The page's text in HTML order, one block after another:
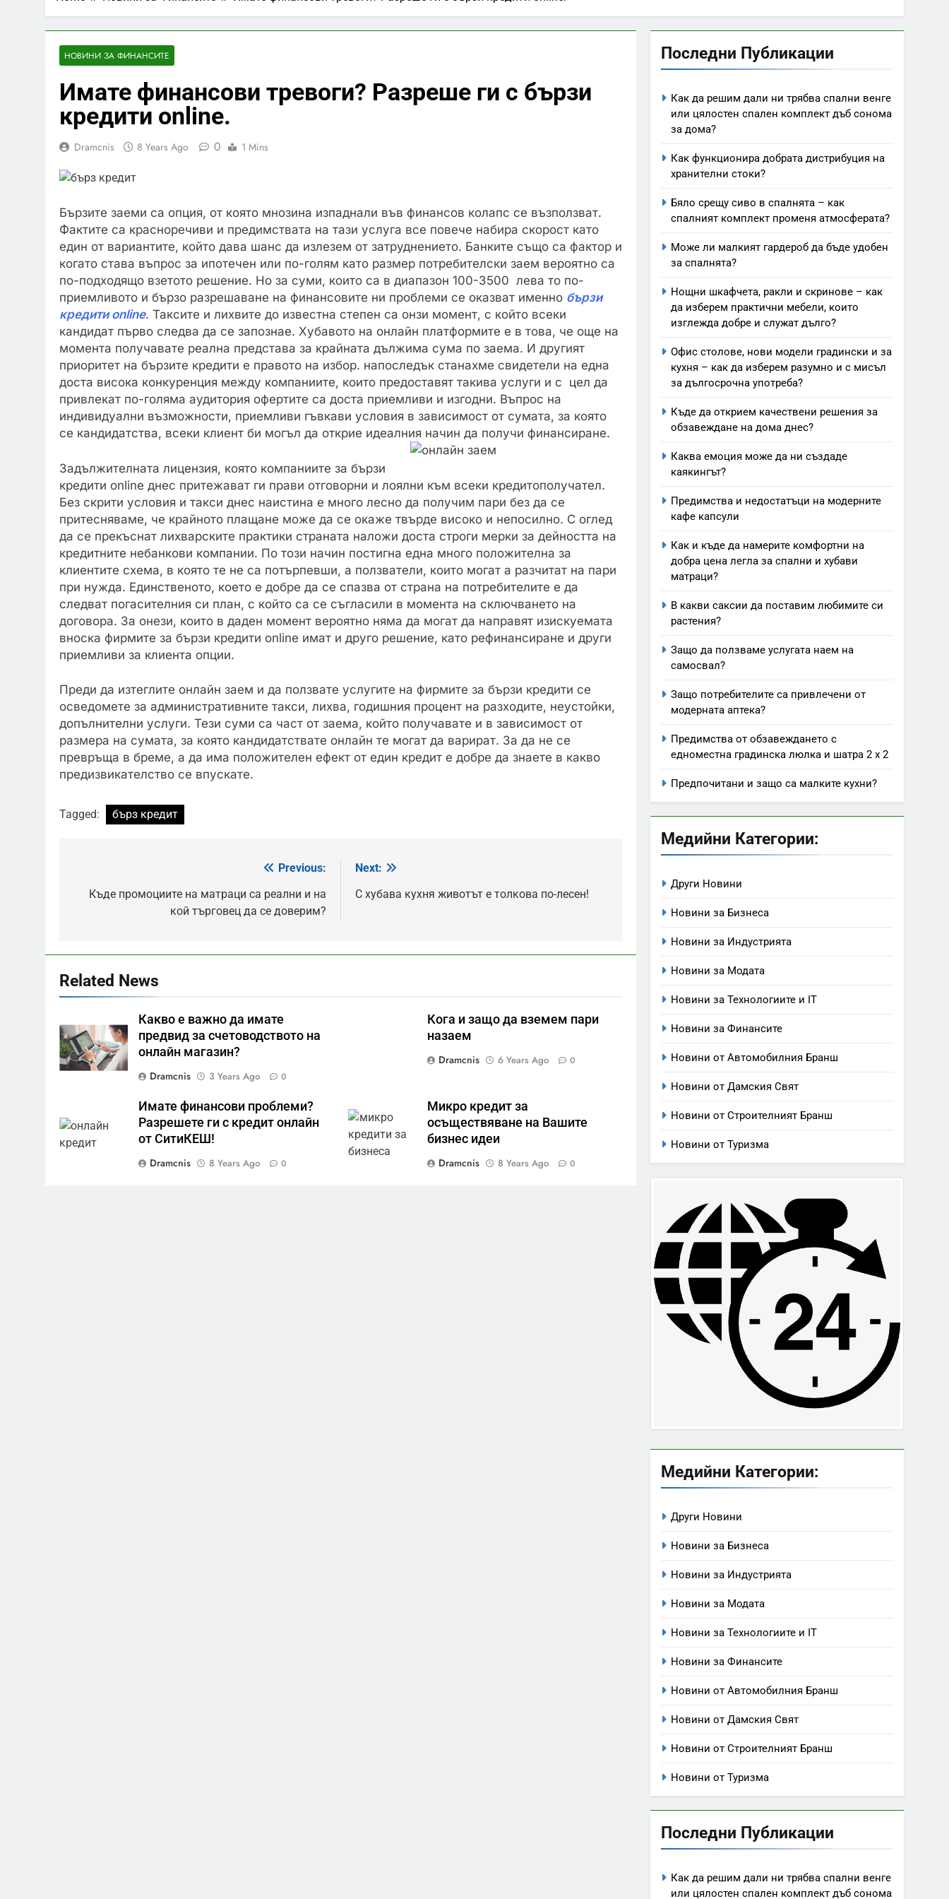
НОВИНИ ЗА ФИНАНСИТЕ
Имате финансови тревоги? Разреше ги с бързи
кредити online.
Dramcnis 8 Years Ago 0 1 Mins
Бързите заеми са опция, от която мнозина изпаднали във финансов колапс се възползват.
Фактите са красноречиви и предимствата на тази услуга все повече набира скорост като
един от вариантите, който дава шанс да излезем от затруднението. Банките също са фактор и
когато става въпрос за ипотечен или по-голям като размер потребителски заем вероятно са
по-подходящо взетото решение. Но за суми, които са в диапазон 100-3500 лева то по-
приемливото и бързо разрешаване на финансовите ни проблеми се оказват именно бързи
кредити online. Таксите и лихвите до известна степен са онзи момент, с който всеки
кандидат първо следва да се запознае. Хубавото на онлайн платформите е в това, че още на
момента получавате реална представа за крайната дължима сума по заема. И другият
приоритет на бързите кредити е правото на избор. напоследък станахме свидетели на една
доста висока конкуренция между компаниите, които предоставят такива услуги и с цел да
привлекат по-голяма аудитория офертите са доста приемливи и изгодни. Въпрос на
индивидуални възможности, приемливи гъвкави условия в зависимост от сумата, за която
се кандидатства, всеки клиент би могъл да открие идеалния начин да получи финансиране.
Задължителната лицензия, която компаниите за бързи
кредити online днес притежават ги прави отговорни и лоялни към всеки кредитополучател.
Без скрити условия и такси днес наистина е много лесно да получим пари без да се
притесняваме, че крайното плащане може да се окаже твърде високо и непосилно. С оглед
да се прекъснат лихварските практики страната наложи доста строги мерки за дейността на
кредитните небанкови компании. По този начин постигна една много положителна за
клиентите схема, в която те не са потърпевши, а ползватели, които могат а разчитат на пари
при нужда. Единственото, което е добре да се спазва от страна на потребителите е да
следват погасителния си план, с който са се съгласили в момента на сключването на
договора. За онези, които в даден момент вероятно няма да могат да направят изискуемата
вноска фирмите за бързи кредити online имат и друго решение, като рефинансиране и други
приемливи за клиента опции.
Преди да изтеглите онлайн заем и да ползвате услугите на фирмите за бързи кредити се
осведомете за административните такси, лихва, годишния процент на разходите, неустойки,
допълнителни услуги. Тези суми са част от заема, който получавате и в зависимост от
размера на сумата, за която кандидатствате онлайн те могат да варират. За да не се
превръща в бреме, а да има положителен ефект от един кредит е добре да знаете в какво
предизвикателство се впускате.
Tagged: бърз кредит
navigation
Previous:
Къде промоциите на матраци са реални и на
кой търговец да се доверим?
Next:
С хубава кухня животът е толкова по-лесен!
Related News
Какво е важно да имате
предвид за счетоводството на
онлайн магазин?
Dramcnis
3 Years Ago 0
Кога и защо да вземем пари
назаем
Dramcnis
6 Years Ago 0
Имате финансови проблеми?
Разрешете ги с кредит онлайн
от СитиКЕШ!
Dramcnis
8 Years Ago 0
Микро кредит за
осъществяване на Вашите
бизнес идеи
Dramcnis
8 Years Ago 0
Последни Публикации
Как да решим дали ни трябва спални венге
или цялостен спален комплект дъб сонома
за дома?
Как функционира добрата дистрибуция на
хранителни стоки?
Бяло срещу сиво в спалнята – как
спалният комплект променя атмосферата?
Може ли малкият гардероб да бъде удобен
за спалнята?
Нощни шкафчета, ракли и скринове – как
да изберем практични мебели, които
изглежда добре и служат дълго?
Офис столове, нови модели градински и за
кухня – как да изберем разумно и с мисъл
за дългосрочна употреба?
Къде да открием качествени решения за
обзавеждане на дома днес?
Каква емоция може да ни създаде
каякингът?
Предимства и недостатъци на модерните
кафе капсули
Как и къде да намерите комфортни на
добра цена легла за спални и хубави
матраци?
В какви саксии да поставим любимите си
растения?
Защо да ползваме услугата наем на
самосвал?
Защо потребителите са привлечени от
модерната аптека?
Предимства от обзавеждането с
едноместна градинска люлка и шатра 2 х 2
Предпочитани и защо са малките кухни?
Медийни Категории:
Други Новини
Новини за Бизнеса
Новини за Индустрията
Новини за Модата
Новини за Технологиите и IT
Новини за Финансите
Новини от Автомобилния Бранш
Новини от Дамския Свят
Новини от Строителният Бранш
Новини от Туризма
Медийни Категории:
Други Новини
Новини за Бизнеса
Новини за Индустрията
Новини за Модата
Новини за Технологиите и IT
Новини за Финансите
Новини от Автомобилния Бранш
Новини от Дамския Свят
Новини от Строителният Бранш
Новини от Туризма
Последни Публикации
Как да решим дали ни трябва спални венге
или цялостен спален комплект дъб сонома